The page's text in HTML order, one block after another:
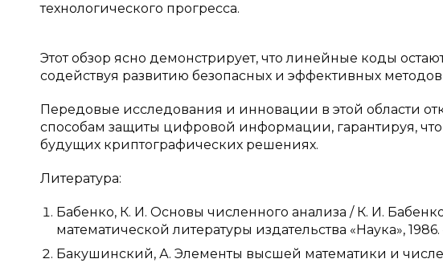
технологического прогресса.
Этот обзор ясно демонстрирует, что линейные коды
содействуя развитию безопасных и эффективных
Передовые исследования и инновации в этой области
способам защиты цифровой информации, гарантируя,
будущих криптографических решениях.
Литература:
Бабенко, К. И. Основы численного анализа / К. И.
математической литературы издательства «Наука»,
Бакушинский, А. Элементы высшей математики и